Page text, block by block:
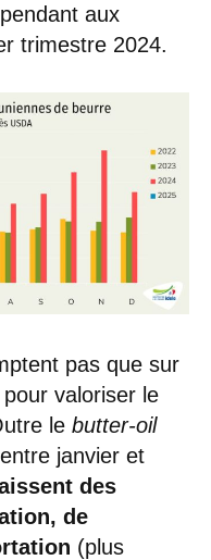
aux
trimestre 2024.
pas que sur
valoriser le
le butter-oil
janvier et
des
de
(plus